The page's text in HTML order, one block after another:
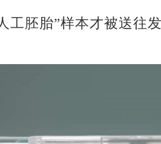
工胚胎”样本才被送往